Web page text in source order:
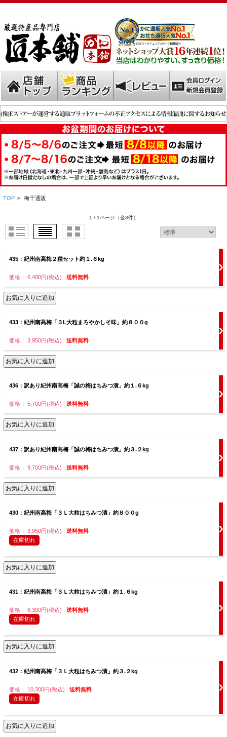
TOP > 梅干通販
1 / 1ページ （全8件）
435：紀州南高梅２種セット約１.６kg
価格： 6,400円(税込) 送料無料
433：紀州南高梅「３L大粒まろやかしそ味」約８００g
価格： 3,950円(税込) 送料無料
436：訳あり紀州南高梅「誠の梅はちみつ漬」約１.６kg
価格： 5,700円(税込) 送料無料
437：訳あり紀州南高梅「誠の梅はちみつ漬」約３.２kg
価格： 9,700円(税込) 送料無料
430：紀州南高梅「３Ｌ大粒はちみつ漬」約８００g
価格： 3,950円(税込)
送料無料
在庫切れ
431：紀州南高梅「３Ｌ大粒はちみつ漬」約１.６kg
価格： 6,300円(税込)
送料無料
在庫切れ
432：紀州南高梅「３Ｌ大粒はちみつ漬」約３.２kg
価格： 10,300円(税込)
送料無料
在庫切れ